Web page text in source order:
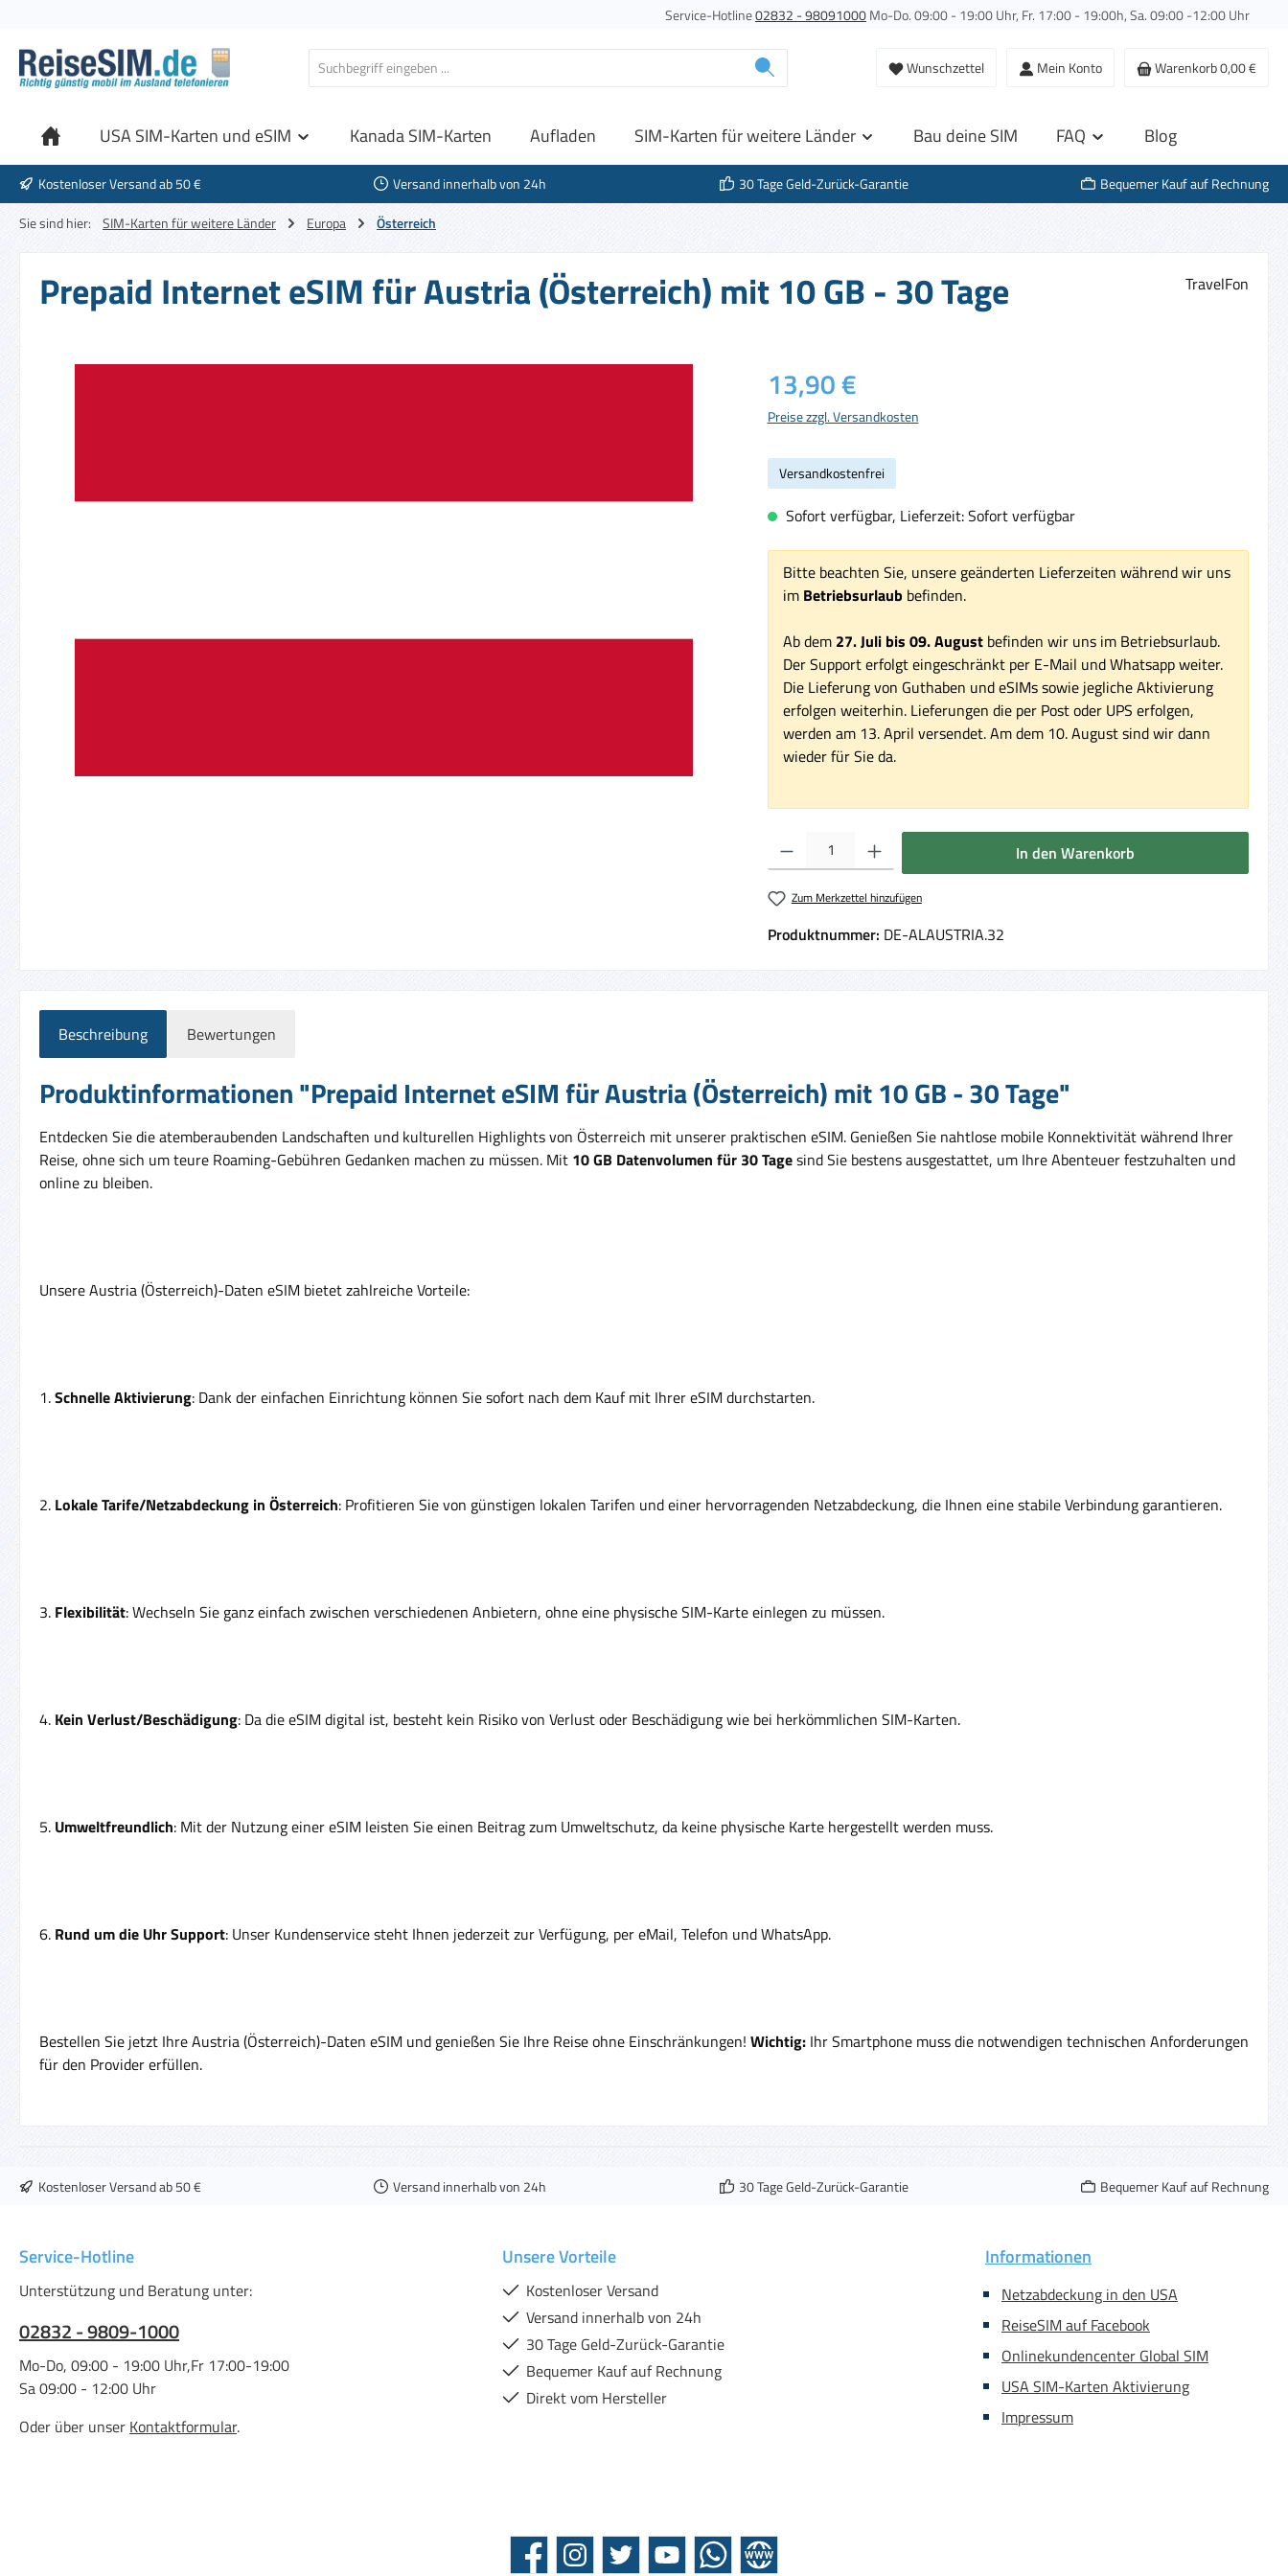
Service-Hotline02832 - 98091000Mo-Do. 09:00 - 19:00 Uhr, Fr. 17:00 - 19:00h, Sa. 09:00 -12:00 Uhr
Wunschzettel Mein Konto Warenkorb0,00 €
USA SIM-Karten und eSIM Kanada SIM-Karten Aufladen SIM-Karten für weitere Länder Bau deine SIM FAQ Blog
Kostenloser Versand ab 50 € Versand innerhalb von 24h 30 Tage Geld-Zurück-Garantie
Bequemer Kauf auf Rechnung
Sie sind hier:
SIM-Karten für weitere Länder Europa Österreich
Prepaid Internet eSIM für Austria (Österreich) mit 10 GB - 30 Tage TravelFon
Regulärer Preis:
13,90 €
Preise zzgl. Versandkosten
Versandkostenfrei
Sofort verfügbar, Lieferzeit: Sofort verfügbar
Bitte beachten Sie, unsere geänderten Lieferzeiten während wir uns
im Betriebsurlaub befinden.
Ab dem 27. Juli bis 09. Augustbefinden wir uns im Betriebsurlaub.
Der Support erfolgt eingeschränkt per E-Mail und Whatsapp weiter.
Die Lieferung von Guthaben und eSIMs sowie jegliche Aktivierung
erfolgen weiterhin. Lieferungen die per Post oder UPS erfolgen,
werden am 13. April versendet. Am dem 10. August sind wir dann
wieder für Sie da.
Produkt Anzahl: Gib den gewünschten Wert ein oder benutze die Schaltflächen um die
In den Warenkorb
Zum Merkzettel hinzufügen
Produktnummer: DE-ALAUSTRIA.32
Beschreibung Bewertungen
Produktinformationen "Prepaid Internet eSIM für Austria (Österreich) mit 10 GB - 30 Tage"
Entdecken Sie die atemberaubenden Landschaften und kulturellen Highlights von Österreich mit unserer praktischen eSIM. Genießen Sie nahtlose mobile Konnektivität während Ihrer
Reise, ohne sich um teure Roaming-Gebühren Gedanken machen zu müssen. Mit 10 GB Datenvolumen für 30 Tagesind Sie bestens ausgestattet, um Ihre Abenteuer festzuhalten und
online zu bleiben.
Unsere Austria (Österreich)-Daten eSIM bietet zahlreiche Vorteile:
1.Schnelle Aktivierung: Dank der einfachen Einrichtung können Sie sofort nach dem Kauf mit Ihrer eSIM durchstarten.
2. Lokale Tarife/Netzabdeckung in Österreich: Profitieren Sie von günstigen lokalen Tarifen und einer hervorragenden Netzabdeckung, die Ihnen eine stabile Verbindung garantieren.
3. Flexibilität: Wechseln Sie ganz einfach zwischen verschiedenen Anbietern, ohne eine physische SIM-Karte einlegen zu müssen.
4. Kein Verlust/Beschädigung: Da die eSIM digital ist, besteht kein Risiko von Verlust oder Beschädigung wie bei herkömmlichen SIM-Karten.
5. Umweltfreundlich: Mit der Nutzung einer eSIM leisten Sie einen Beitrag zum Umweltschutz, da keine physische Karte hergestellt werden muss.
6. Rund um die Uhr Support: Unser Kundenservice steht Ihnen jederzeit zur Verfügung, per eMail, Telefon und WhatsApp.
Bestellen Sie jetzt Ihre Austria (Österreich)-Daten eSIM und genießen Sie Ihre Reise ohne Einschränkungen! Wichtig: Ihr Smartphone muss die notwendigen technischen Anforderungen
für den Provider erfüllen.
Kostenloser Versand ab 50 € Versand innerhalb von 24h 30 Tage Geld-Zurück-Garantie Bequemer Kauf auf Rechnung
Service-Hotline
Unterstützung und Beratung unter:
02832 - 9809-1000
Mo-Do, 09:00 - 19:00 Uhr,Fr 17:00-19:00
Sa 09:00 - 12:00 Uhr
Oder über unser Kontaktformular.
Unsere Vorteile
Kostenloser Versand
Versand innerhalb von 24h
30 Tage Geld-Zurück-Garantie
Bequemer Kauf auf Rechnung
Direkt vom Hersteller
Informationen
Netzabdeckung in den USA
ReiseSIM auf Facebook
Onlinekundencenter Global SIM
USA SIM-Karten Aktivierung
Impressum
Facebook Instagram Twitter YouTube WhatsAppWebsite